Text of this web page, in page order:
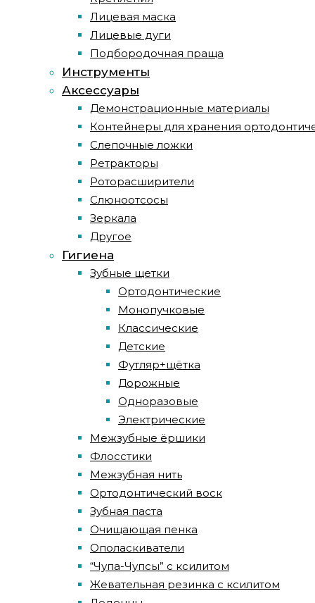
Лицевая маска
Лицевые дуги
Подбородочная праща
Инструменты
Аксессуары
Демонстрационные материалы
Контейнеры для хранения
Слепочные ложки
Ретракторы
Роторасширители
Слюноотсосы
Зеркала
Другое
Гигиена
Зубные щетки
Ортодонтические
Монопучковые
Классические
Детские
Футляр+щётка
Дорожные
Одноразовые
Электрические
Межзубные ёршики
Флосстики
Межзубная нить
Ортодонтический воск
Зубная паста
Очищающая пенка
Ополаскиватели
“Чупа-Чупсы” с ксилитом
Жевательная резинка с ксилитом